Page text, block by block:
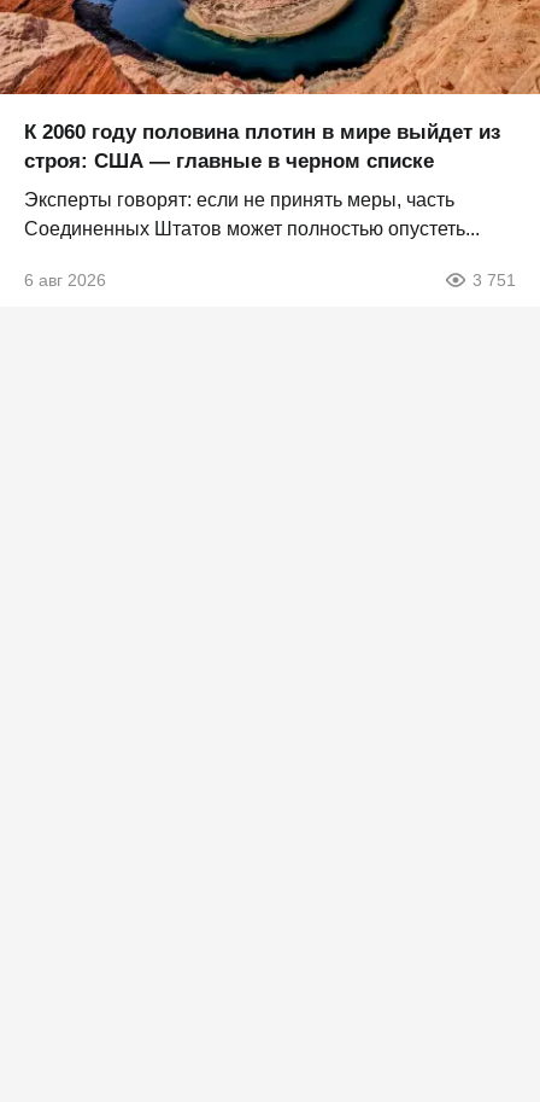
К 2060 году половина плотин в мире выйдет из
строя: США — главные в черном списке
Эксперты говорят: если не принять меры, часть
Соединенных Штатов может полностью опустеть...
6 авг 2026 3 751